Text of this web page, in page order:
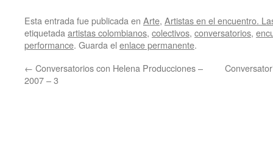
Esta entrada fue publicada en Arte, Artistas en el encuentro.
etiquetada artistas colombianos, colectivos, conversatorios,
performance. Guarda el enlace permanente.
← Conversatorios con Helena Producciones –
2007 – 3